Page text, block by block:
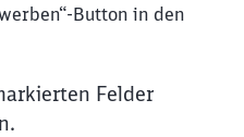
Button in den
Felder